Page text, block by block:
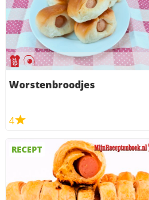
Worstenbroodjes
4
RECEPT